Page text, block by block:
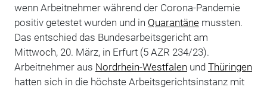
wenn Arbeitnehmer während der Corona-Pandemie
positiv getestet wurden und in Quarantänemussten.
Das entschied das Bundesarbeitsgericht am
Mittwoch, 20. März, in Erfurt (5 AZR 234/23).
Arbeitnehmer aus Nordrhein-Westfalen und Thüringen
hatten sich in die höchste Arbeitsgerichtsinstanz mit